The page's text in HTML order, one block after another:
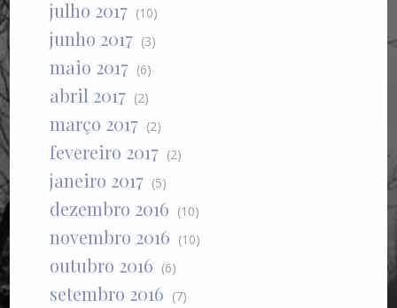
julho 2017 (10)
junho 2017 (3)
maio 2017 (6)
abril 2017 (2)
março 2017 (2)
fevereiro 2017 (2)
janeiro 2017 (5)
dezembro 2016 (10)
novembro 2016 (10)
outubro 2016 (6)
setembro 2016 (7)